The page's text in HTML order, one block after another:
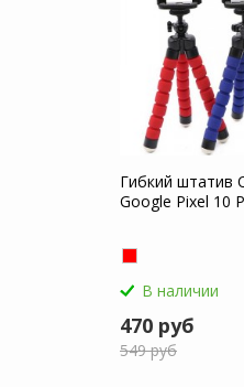
Гибкий штатив
Google Pixel 10
В наличии
470 руб
549 руб